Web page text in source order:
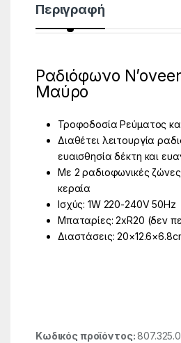
Περιγραφή
Ραδιόφωνο
Μαύρο
Τροφοδοσία Ρεύματος
Διαθέτει λειτουργία
ευαισθησία δέκτη και
Με 2 ραδιοφωνικές ζώνες
κεραία
Ισχύς: 1W 220-240V 50Hz
Μπαταρίες: 2xR20 (δεν
Διαστάσεις:
Κωδικός προϊόντος: